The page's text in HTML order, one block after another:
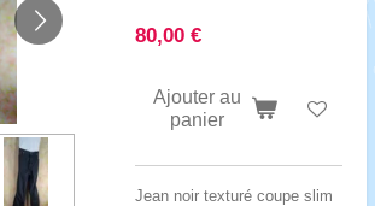
80,00 €
Ajouter au
panier
Jean noir texturé coupe slim